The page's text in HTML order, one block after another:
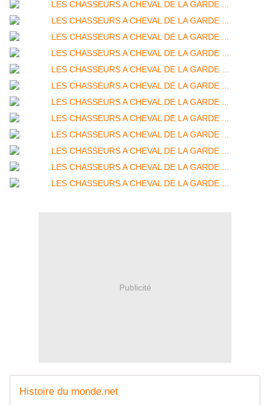
Publicité
Histoire du monde.net